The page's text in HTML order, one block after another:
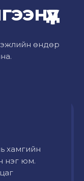
өндөр
хамгийн
нэг юм.